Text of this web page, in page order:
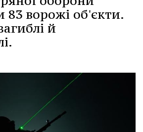
83 ворожі об'єкти.
й